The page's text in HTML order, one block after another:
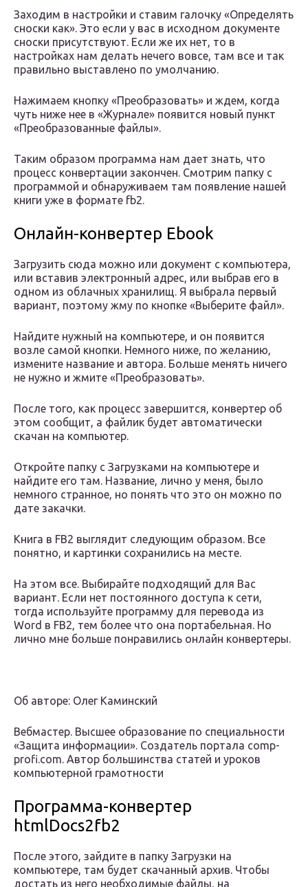
Заходим в настройки и ставим галочку «Определять
сноски как». Это если у вас в исходном документе
сноски присутствуют. Если же их нет, то в
настройках нам делать нечего вовсе, там все и так
правильно выставлено по умолчанию.
Нажимаем кнопку «Преобразовать» и ждем, когда
чуть ниже нее в «Журнале» появится новый пункт
«Преобразованные файлы».
Таким образом программа нам дает знать, что
процесс конвертации закончен. Смотрим папку с
программой и обнаруживаем там появление нашей
книги уже в формате fb2.
Онлайн-конвертер Еbook
Загрузить сюда можно или документ с компьютера,
или вставив электронный адрес, или выбрав его в
одном из облачных хранилищ. Я выбрала первый
вариант, поэтому жму по кнопке «Выберите файл».
Найдите нужный на компьютере, и он появится
возле самой кнопки. Немного ниже, по желанию,
измените название и автора. Больше менять ничего
не нужно и жмите «Преобразовать».
После того, как процесс завершится, конвертер об
этом сообщит, а файлик будет автоматически
скачан на компьютер.
Откройте папку с Загрузками на компьютере и
найдите его там. Название, лично у меня, было
немного странное, но понять что это он можно по
дате закачки.
Книга в FB2 выглядит следующим образом. Все
понятно, и картинки сохранились на месте.
На этом все. Выбирайте подходящий для Вас
вариант. Если нет постоянного доступа к сети,
тогда используйте программу для перевода из
Word в FB2, тем более что она портабельная. Но
лично мне больше понравились онлайн конвертеры.
Об авторе: Олег Каминский
Вебмастер. Высшее образование по специальности
«Защита информации». Создатель портала comp-
profi.com. Автор большинства статей и уроков
компьютерной грамотности
Программа-конвертер
htmlDocs2fb2
После этого, зайдите в папку Загрузки на
компьютере, там будет скачанный архив. Чтобы
достать из него необходимые файлы, на